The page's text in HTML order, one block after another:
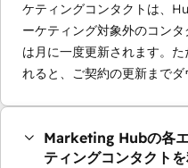
ケティングコンタクトは、
ーケティング対象外のコン
は月に一度更新されます。
れると、ご契約の更新までダ
Marketing Hubの各
ティングコンタクト